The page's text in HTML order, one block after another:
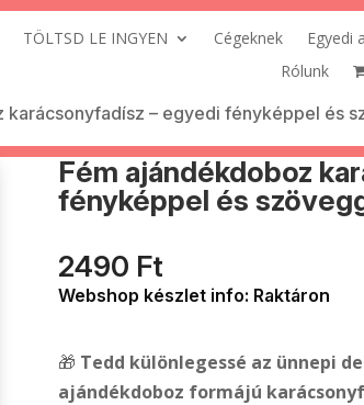
TÖLTSD LE INGYEN Cégeknek Egyedi
Rólunk
karácsonyfadísz – egyedi fényképpel és
Fém ajándékdoboz
fényképpel és
2490 Ft
Webshop készlet info: Raktáron
🎁 Tedd különlegessé az ünnepi
ajándékdoboz formájú